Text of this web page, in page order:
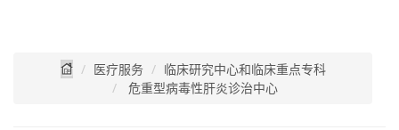
医疗服务
临床研究中心和临床重点专科
危重型病毒性肝炎诊治中心